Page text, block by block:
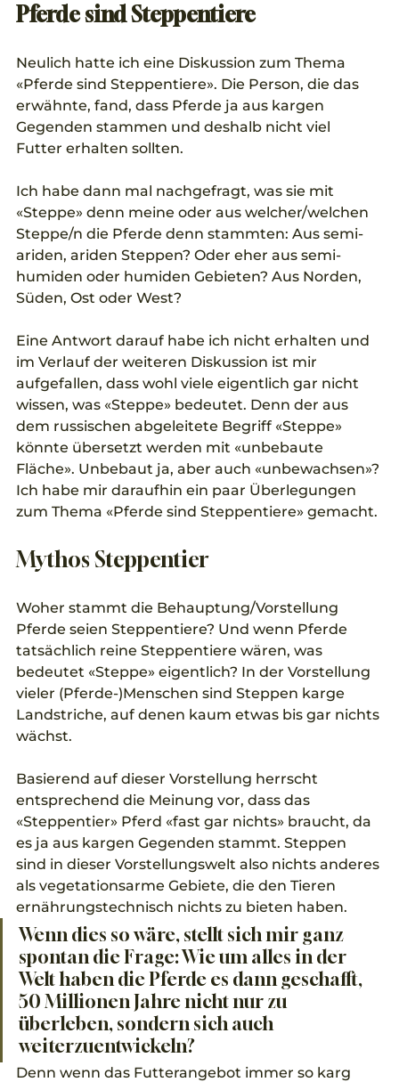
Pferde sind Steppentiere
Neulich hatte ich eine Diskussion zum Thema
«Pferde sind Steppentiere». Die Person, die das
erwähnte, fand, dass Pferde ja aus kargen
Gegenden stammen und deshalb nicht viel
Futter erhalten sollten.
Ich habe dann mal nachgefragt, was sie mit
«Steppe» denn meine oder aus welcher/welchen
Steppe/n die Pferde denn stammten: Aus semi-
ariden, ariden Steppen? Oder eher aus semi-
humiden oder humiden Gebieten? Aus Norden,
Süden, Ost oder West?
Eine Antwort darauf habe ich nicht erhalten und
im Verlauf der weiteren Diskussion ist mir
aufgefallen, dass wohl viele eigentlich gar nicht
wissen, was «Steppe» bedeutet. Denn der aus
dem russischen abgeleitete Begriff «Steppe»
könnte übersetzt werden mit «unbebaute
Fläche». Unbebaut ja, aber auch «unbewachsen»?
Ich habe mir daraufhin ein paar Überlegungen
zum Thema «Pferde sind Steppentiere» gemacht.
Mythos Steppentier
Woher stammt die Behauptung/Vorstellung
Pferde seien Steppentiere? Und wenn Pferde
tatsächlich reine Steppentiere wären, was
bedeutet «Steppe» eigentlich? In der Vorstellung
vieler (Pferde-)Menschen sind Steppen karge
Landstriche, auf denen kaum etwas bis gar nichts
wächst.
Basierend auf dieser Vorstellung herrscht
entsprechend die Meinung vor, dass das
«Steppentier» Pferd «fast gar nichts» braucht, da
es ja aus kargen Gegenden stammt. Steppen
sind in dieser Vorstellungswelt also nichts anderes
als vegetationsarme Gebiete, die den Tieren
ernährungstechnisch nichts zu bieten haben.
Wenn dies so wäre, stellt sich mir ganz
spontan die Frage: Wie um alles in der
Welt haben die Pferde es dann geschafft,
50 Millionen Jahre nicht nur zu
überleben, sondern sich auch
weiterzuentwickeln?
Denn wenn das Futterangebot immer so karg